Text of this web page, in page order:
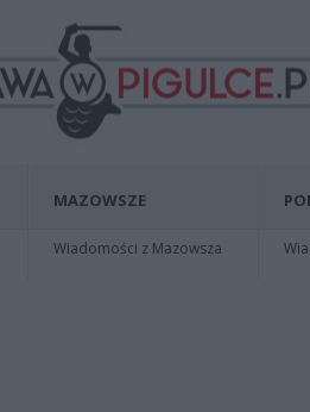
MAZOWSZE
Wiadomości z Mazowsza